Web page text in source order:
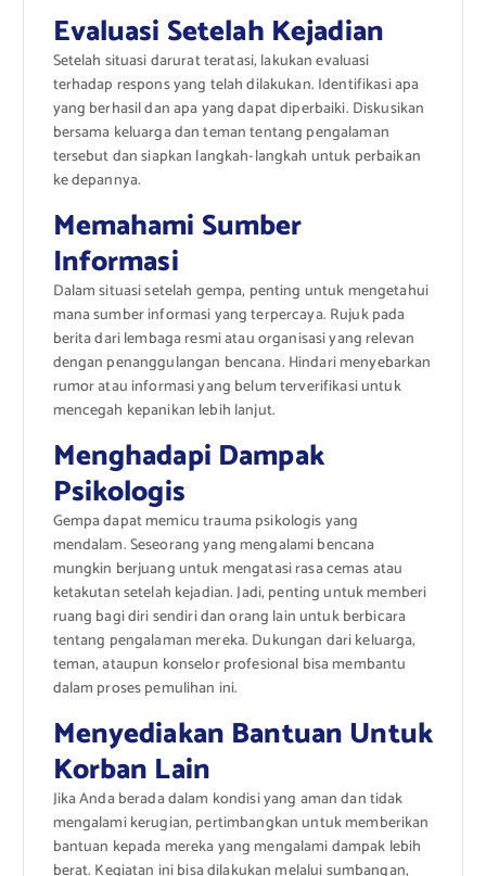
Evaluasi Setelah Kejadian
Setelah situasi darurat teratasi, lakukan evaluasi
terhadap respons yang telah dilakukan. Identifikasi apa
yang berhasil dan apa yang dapat diperbaiki. Diskusikan
bersama keluarga dan teman tentang pengalaman
tersebut dan siapkan langkah-langkah untuk perbaikan
ke depannya.
Memahami Sumber
Informasi
Dalam situasi setelah gempa, penting untuk mengetahui
mana sumber informasi yang terpercaya. Rujuk pada
berita dari lembaga resmi atau organisasi yang relevan
dengan penanggulangan bencana. Hindari menyebarkan
rumor atau informasi yang belum terverifikasi untuk
mencegah kepanikan lebih lanjut.
Menghadapi Dampak
Psikologis
Gempa dapat memicu trauma psikologis yang
mendalam. Seseorang yang mengalami bencana
mungkin berjuang untuk mengatasi rasa cemas atau
ketakutan setelah kejadian. Jadi, penting untuk memberi
ruang bagi diri sendiri dan orang lain untuk berbicara
tentang pengalaman mereka. Dukungan dari keluarga,
teman, ataupun konselor profesional bisa membantu
dalam proses pemulihan ini.
Menyediakan Bantuan Untuk
Korban Lain
Jika Anda berada dalam kondisi yang aman dan tidak
mengalami kerugian, pertimbangkan untuk memberikan
bantuan kepada mereka yang mengalami dampak lebih